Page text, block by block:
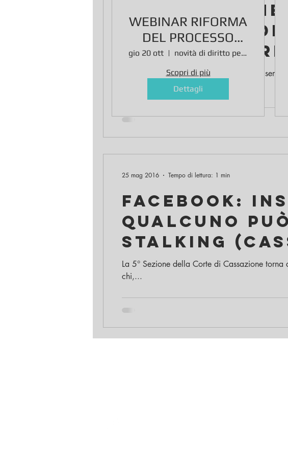
sequestro
per
Il concetto di onore e reputazione ha da
FACEBOOK:
qualcuno
stalking
La 5° Sezione della Corte di Cassazione
chi,...
25 mag 2016 Tempo di lettura: 1 min
WEBINAR RIFORMA
DEL PROCESSO
PENALE: NOVITÁ
gio 20 ott
novità di diritto penale processuale
Scopri di più
Dettagli